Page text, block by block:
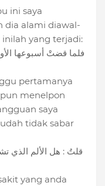
ini saya
dia alami diawal-
inilah yang terjadi:
pertamanya
menelpon
saya
tidak sabar
قلتُ : هل الألم الذي
yang anda